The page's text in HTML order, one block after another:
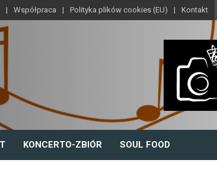
Współpraca Polityka plików cookies (EU) Kontakt
KONCERTO-ZBIÓR SOUL FOOD